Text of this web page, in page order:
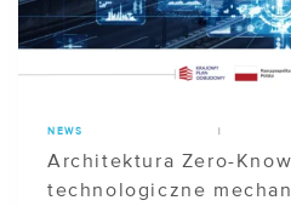
NEWS
Architektura Zero-
technologiczne